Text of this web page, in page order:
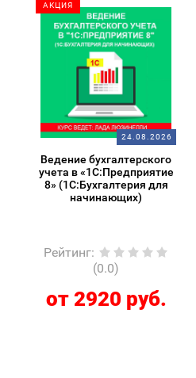
АКЦИЯ
24.08.2026
Ведение бухгалтерского
учета в «1С:Предприятие
8» (1С:Бухгалтерия для
начинающих)
Рейтинг:
(0.0)
от 2920 руб.